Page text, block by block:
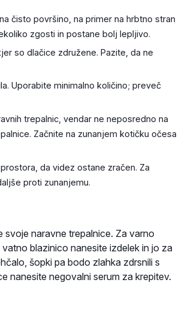
čisto površino, na primer na hrbtno stran
zgosti in postane bolj lepljivo.
so dlačice združene. Pazite, da ne
Uporabite minimalno količino; preveč
trepalnic, vendar ne neposredno na
Začnite na zunanjem kotičku očesa
da videz ostane zračen. Za
proti zunanjemu.
svoje naravne trepalnice. Za varno
blazinico nanesite izdelek in jo za
šopki pa bodo zlahka zdrsnili s
nanesite negovalni serum za krepitev.